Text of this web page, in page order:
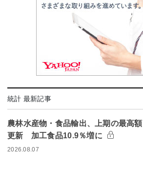
統計 最新記事
農林水産物・食品輸出、上期の最高額
更新 加工食品10.9％増に
2026.08.07